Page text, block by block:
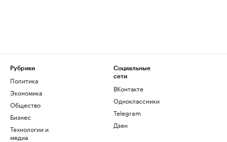
Рубрики
Политика
Экономика
Общество
Бизнес
Технологии и
медиа
Социальные
сети
ВКонтакте
Одноклассники
Telegram
Дзен